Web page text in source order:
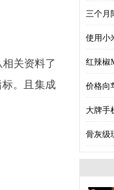
关资料了
。且集成
三个月
使用小
红辣椒
价格向
大牌手
骨灰级